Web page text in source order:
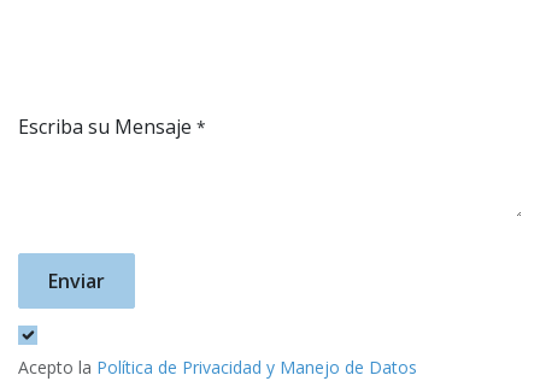
Escriba su Mensaje *
Enviar
Acepto la Política de Privacidad y Manejo de Datos